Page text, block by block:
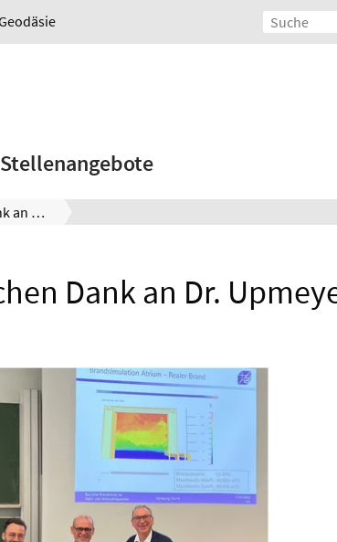
Stellenangebote
Herzlichen Dank an Dr. Upmeyer
Dank an Dr.